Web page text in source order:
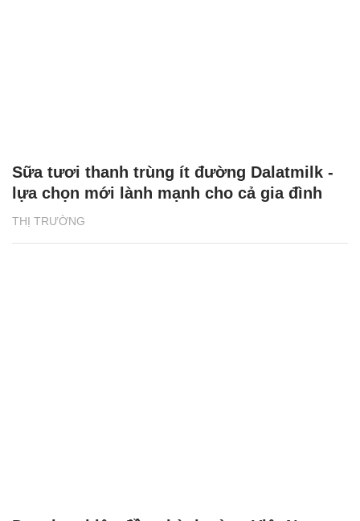
THỊ TRƯỜNG
Sữa tươi thanh trùng ít đường Dalatmilk -
lựa chọn mới lành mạnh cho cả gia đình